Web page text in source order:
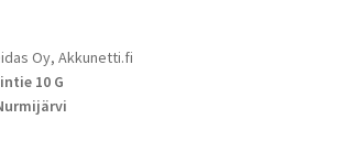
Oy, Akkunetti.fi
10 G